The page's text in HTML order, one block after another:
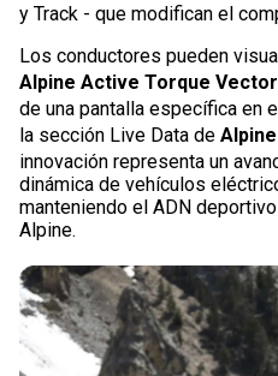
y Track - que modifican el
Los conductores pueden
Alpine Active Torque
de una pantalla específica en
la sección Live Data de
innovación representa un
dinámica de vehículos
manteniendo el ADN
Alpine.